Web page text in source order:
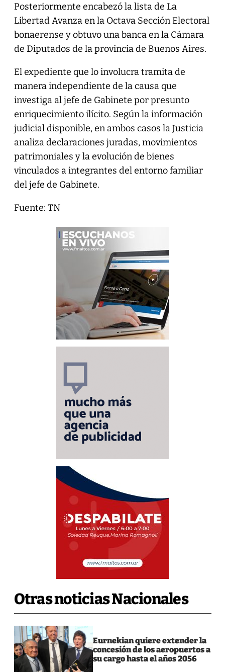
Posteriormente encabezó la lista de La
Libertad Avanza en la Octava Sección Electoral
bonaerense y obtuvo una banca en la Cámara
de Diputados de la provincia de Buenos Aires.
El expediente que lo involucra tramita de
manera independiente de la causa que
investiga al jefe de Gabinete por presunto
enriquecimiento ilícito. Según la información
judicial disponible, en ambos casos la Justicia
analiza declaraciones juradas, movimientos
patrimoniales y la evolución de bienes
vinculados a integrantes del entorno familiar
del jefe de Gabinete.
Fuente: TN
Otras noticias Nacionales
Eurnekian quiere extender la
concesión de los aeropuertos a
su cargo hasta el años 2056